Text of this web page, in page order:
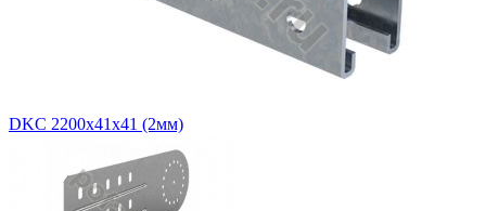
DKC 2200х41х41 (2мм)